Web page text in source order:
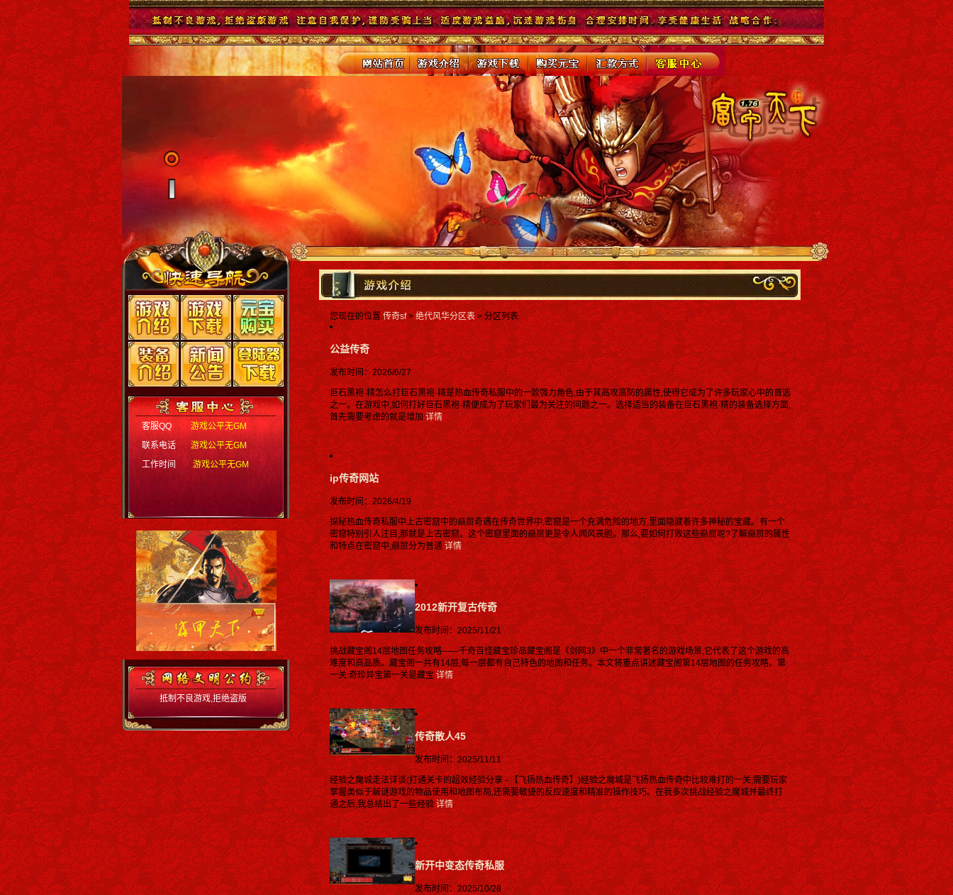
客服QQ
游戏公平无GM
联系电话
游戏公平无GM
工作时间
游戏公平无GM
抵制不良游戏,拒绝盗版
游戏 注意自我保护,谨防
沉迷游戏伤身 合理安排
时间.享受健康生活 严厉
打击赌博,营造和谐环境
您现在的位置:传奇sf>绝代风华分区表> 分区列表
公益传奇
发布时间：2026/6/27
巨石黑袍·精怎么打巨石黑袍·精是热血传奇私服中的一款强力角色,由于其高攻高防的属性,使得它成为了许多玩家心中的首选
之一。在游戏中,如何打好巨石黑袍·精便成为了玩家们最为关注的问题之一。选择适当的装备在巨石黑袍·精的装备选择方面,
首先需要考虑的就是增加详情
ip传奇网站
发布时间：2026/4/19
探秘热血传奇私服中上古密窟中的赑屃奇遇在传奇世界中,密窟是一个充满危险的地方,里面隐藏着许多神秘的宝藏。有一个
密窟特别引人注目,那就是上古密窟。这个密窟里面的赑屃更是令人闻风丧胆。那么,要如何打败这些赑屃呢?了解赑屃的属性
和特点在密窟中,赑屃分为普通详情
2012新开复古传奇
发布时间：2025/11/21
挑战藏宝阁14层地图任务攻略——千奇百怪藏宝珍品藏宝阁是《剑网3》中一个非常著名的游戏场景,它代表了这个游戏的高
难度和高品质。藏宝阁一共有14层,每一层都有自己特色的地图和任务。本文将重点讲述藏宝阁第14层地图的任务攻略。第
一关:奇珍异宝第一关是藏宝详情
传奇散人45
发布时间：2025/11/11
经验之魔城走法详谈(打通关卡的超效经验分享 - 【飞扬热血传奇】)经验之魔城是飞扬热血传奇中比较难打的一关,需要玩家
掌握类似于解谜游戏的物品使用和地图布局,还需要敏捷的反应速度和精准的操作技巧。在我多次挑战经验之魔城并最终打
通之后,我总结出了一些经验详情
新开中变态传奇私服
发布时间：2025/10/28